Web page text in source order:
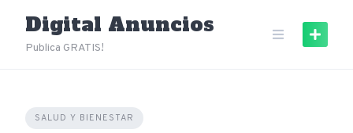
content
Digital Anuncios
Publica GRATIS!
SALUD Y BIENESTAR